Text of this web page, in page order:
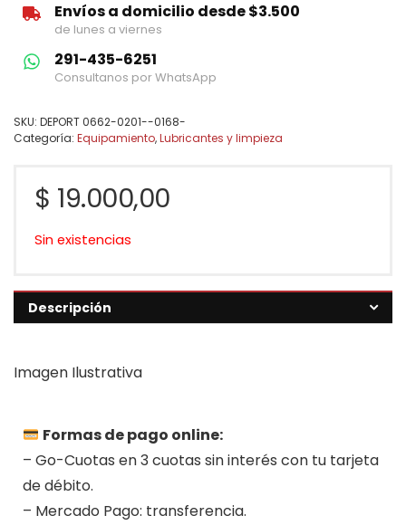
Envíos a domicilio desde $3.500
de lunes a viernes
291-435-6251
Consultanos por WhatsApp
SKU: DEPORT 0662-0201--0168-
Categoría: Equipamiento,Lubricantes y limpieza
$ 19.000,00
Sin existencias
Descripción
Imagen Ilustrativa
Formas de pago online:
– Go-Cuotas en 3 cuotas sin interés con tu tarjeta
de débito.
– Mercado Pago: transferencia.